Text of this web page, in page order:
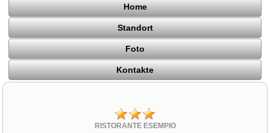
Home
Standort
Foto
Kontakte
RISTORANTE ESEMPIO